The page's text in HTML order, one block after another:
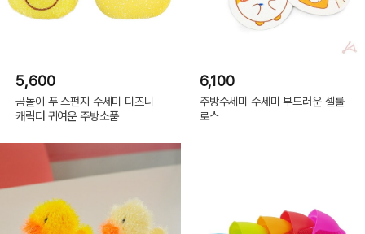
5,600
곰돌이 푸 스펀지 수세미 디즈니
캐릭터 귀여운 주방소품
6,100
주방수세미 수세미 부드러운 셀룰
로스